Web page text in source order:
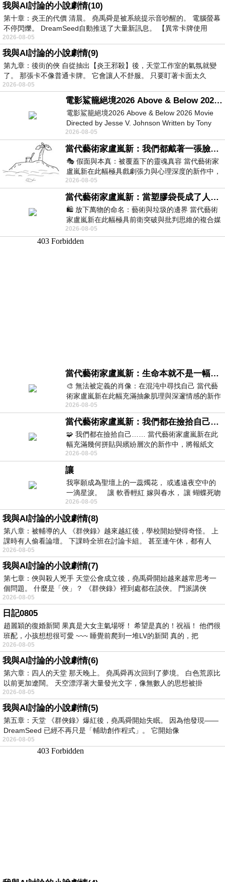
我與AI討論的小說劇情(10)
第十章：炎王的代價 清晨。 堯禹舜是被系統提示音吵醒的。 電腦螢幕
不停閃爍。 DreamSeed自動推送了大量新訊息。 【異常卡牌使用
2026-08-05
我與AI討論的小說劇情(9)
第九章：後街的俠 自從抽出【炎王邪殺】後，天堂工作室的氣氛就變
了。 那張卡不像普通卡牌。 它會讓人不舒服。 只要盯著卡面太久
2026-08-05
電影鯊籠絕境2026 Above & Below 2026 Movie
電影鯊籠絕境2026 Above & Below 2026 Movie
Directed by Jesse V. Johnson Written by Tony
Giordano Starring Laura Maran
2026-08-05
當代藝術家盧嵐新：我們都戴著一張臉，可真正的自己，總藏在那些被塗抹、被覆蓋的痕跡裡
🎭 假面與本真：被覆蓋下的靈魂真容 當代藝術家
盧嵐新在此幅極具戲劇張力與心理深度的新作中，
運用質感豐富的紙材肌理、墨痕與大膽的
2026-08-05
當代藝術家盧嵐新：當塑膠袋長成了人的模樣，我們的目光是否學會了放下偏見？
🛍️ 放下萬物的命名：藝術與垃圾的邊界 當代藝術
家盧嵐新在此幅極具前衛突破與批判思維的複合媒
材新作中，直接將被大眾定義為廢棄物
2026-08-05
當代藝術家盧嵐新：生命本就不是一幅能被定義的肖像，在混亂與交疊中拼湊完整的靈魂
🎨 無法被定義的肖像：在混沌中尋找自己 當代藝
術家盧嵐新在此幅充滿抽象肌理與深邃情感的新作
中，以灰白為基底，交織著塗抹、刮擦與
2026-08-05
當代藝術家盧嵐新：我們都在撿拾自己，將散落的情緒與碎片，拼回生命完整的輪廓
🧩 我們都在撿拾自己…… 當代藝術家盧嵐新在此
幅充滿幾何拼貼與繽紛層次的新作中，將報紙文
字、彩色剪紙與明亮顏料層層
2026-08-05
讓
我寧願成為聖壇上的一蕊燭花， 或遙遠夜空中的
一滴星淚。 讓 軟香輕紅 嫁與春水， 讓 蝴蝶死吻
夏日最後一瓣玫瑰， 讓
2026-08-05
我與AI討論的小說劇情(8)
第八章：被輔導的人 《群俠錄》越來越紅後，學校開始變得奇怪。 上
課時有人偷看論壇。 下課時全班在討論卡組。 甚至連午休，都有人
2026-08-05
我與AI討論的小說劇情(7)
第七章：俠與殺人兇手 天堂公會成立後，堯禹舜開始越來越常思考一
個問題。 什麼是「俠」？ 《群俠錄》裡到處都在談俠。 門派講俠
2026-08-05
日記0805
趙麗穎的復婚新聞 果真是大女主氣場呀！ 希望是真的！祝福！ 他們很
班配，小孩想想很可愛 ~~~ 睡覺前爬到一堆LV的新聞 真的，把
2026-08-05
我與AI討論的小說劇情(6)
第六章：四人的天堂 那天晚上。 堯禹舜再次回到了夢境。 白色荒原比
以前更加遼闊。 天空漂浮著大量發光文字，像無數人的思想被掛
2026-08-05
我與AI討論的小說劇情(5)
第五章：天堂 《群俠錄》爆紅後，堯禹舜開始失眠。 因為他發現——
DreamSeed 已經不再只是「輔助創作程式」。 它開始像
2026-08-05